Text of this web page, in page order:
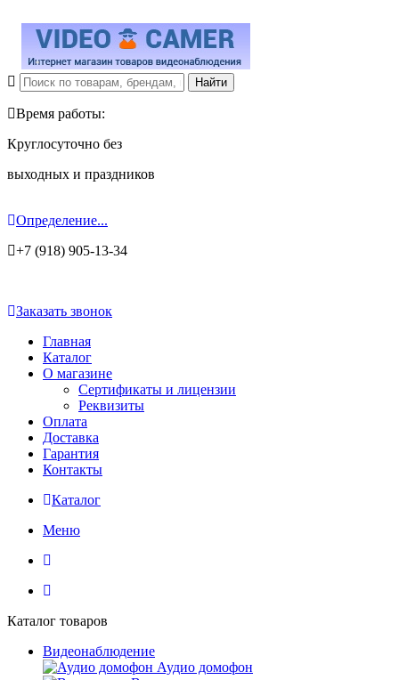
Время работы:
Круглосуточно без
выходных и праздников
Определение...
+7 (918) 905-13-34
Заказать звонок
Главная
Каталог
О магазине
Сертификаты и лицензии
Реквизиты
Оплата
Доставка
Гарантия
Контакты
Каталог
Меню
Каталог товаров
Видеонаблюдение
Аудио домофон